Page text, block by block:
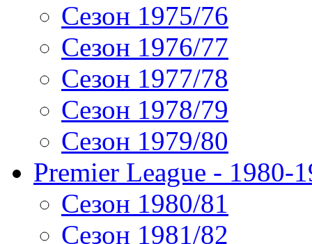
Сезон 1975/76
Сезон 1976/77
Сезон 1977/78
Сезон 1978/79
Сезон 1979/80
Premier League - 1980-
Сезон 1980/81
Сезон 1981/82